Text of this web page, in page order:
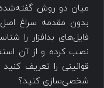
میان دو روش
قوانینی را تعریف کنید
شخصی‌سازی کنید؟